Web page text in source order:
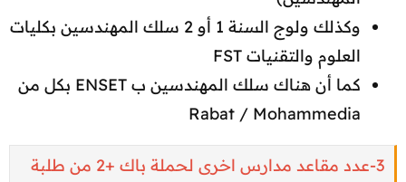
وكذلك ولوج السنة 1 أو 2 سلك المهندسين بكليات
العلوم والتقنيات FST
كما أن هناك سلك المهندسين ب ENSET بكل من
Rabat / Mohammedia
3-عدد مقاعد مدارس اخرى لحملة باك +2 من طلبة